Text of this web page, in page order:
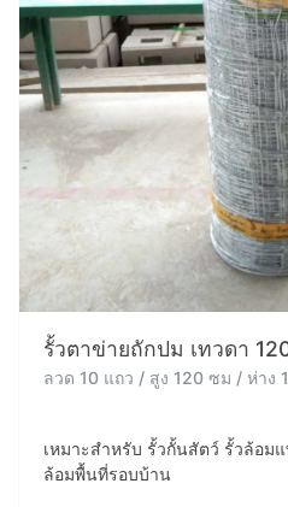
รั้วตาข่ายถักปม เทวดา
ลวด 10 แถว / สูง 120 ซม / ห่าง
เหมาะสำหรับ รั้วกั้นสัตว์ รั้วล้อม
ล้อมพื้นที่รอบบ้าน